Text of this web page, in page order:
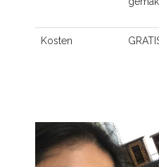
Kosten